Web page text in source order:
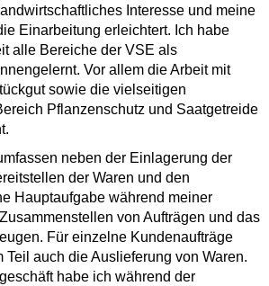
Interesse und meine
Einarbeitung erleichtert. Ich habe
alle Bereiche der VSE als
Vor allem die Arbeit mit
sowie die vielseitigen
Pflanzenschutz und Saatgetreide
neben der Einlagerung der
der Waren und den
Hauptaufgabe während meiner
von Aufträgen und das
Für einzelne Kundenaufträge
Teil auch die Auslieferung von Waren.
habe ich während der